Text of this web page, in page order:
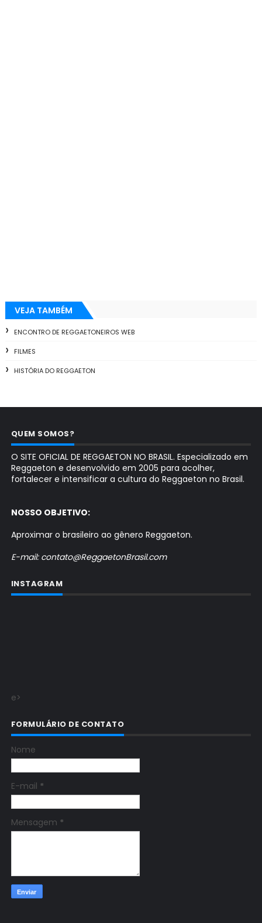
VEJA TAMBÉM
ENCONTRO DE REGGAETONEIROS WEB
FILMES
HISTÓRIA DO REGGAETON
QUEM SOMOS?
O SITE OFICIAL DE REGGAETON NO BRASIL. Especializado em
Reggaeton e desenvolvido em 2005 para acolher,
fortalecer e intensificar a cultura do Reggaeton no Brasil.
NOSSO OBJETIVO:
Aproximar o brasileiro ao gênero Reggaeton.
E-mail: contato@ReggaetonBrasil.com
INSTAGRAM
e>
FORMULÁRIO DE CONTATO
Nome
E-mail *
Mensagem *